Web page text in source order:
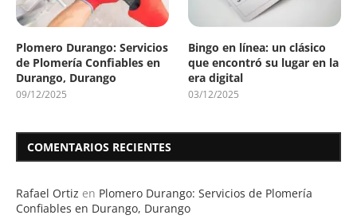
Plomero Durango: Servicios
de Plomería Confiables en
Durango, Durango
09/12/2025
Bingo en línea: un clásico
que encontró su lugar en la
era digital
03/12/2025
COMENTARIOS RECIENTES
Rafael Ortiz en Plomero Durango: Servicios de Plomería
Confiables en Durango, Durango